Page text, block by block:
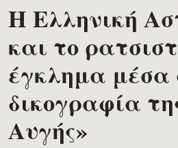
Η Ελληνική
και το
έγκλημα μέσα
δικογραφία
Αυγής»